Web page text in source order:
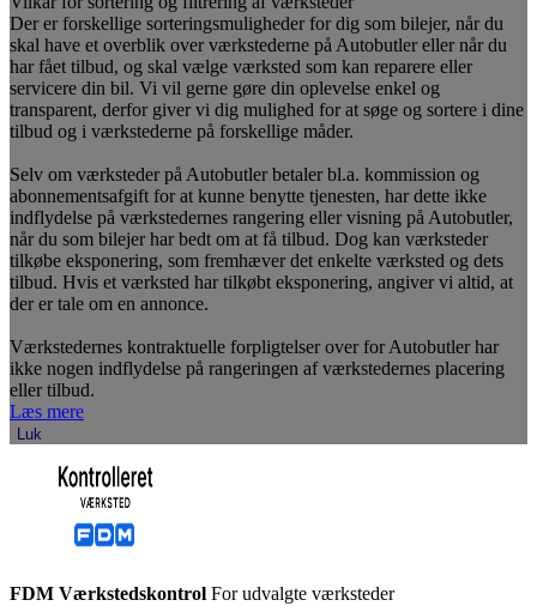
Der er forskellige sorteringsmuligheder for dig som bilejer, når du
skal have et overblik over værkstederne på Autobutler eller når du
har fået tilbud, og skal vælge værksted som kan reparere eller
servicere din bil. Vi vil gerne gøre din oplevelse enkel og
transparent, derfor giver vi dig mulighed for at søge og sortere i dine
tilbud og i værkstederne på forskellige måder.
Selv om værksteder på Autobutler betaler bl.a. kommission og
abonnementsafgift for at kunne benytte tjenesten, har dette ikke
indflydelse på værkstedernes rangering eller visning på Autobutler,
når du som bilejer har bedt om at få tilbud. Dog kan værksteder
tilkøbe eksponering, som fremhæver det enkelte værksted og dets
tilbud. Hvis et værksted har tilkøbt eksponering, angiver vi altid, at
der er tale om en annonce.
Værkstedernes kontraktuelle forpligtelser over for Autobutler har
ikke nogen indflydelse på rangeringen af værkstedernes placering
eller tilbud.
Læs mere
Luk
FDM Værkstedskontrol For udvalgte værksteder